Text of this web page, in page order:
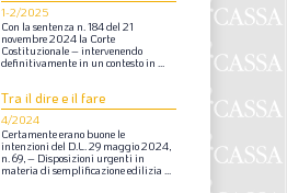
1-2/2025
Con la sentenza n. 184del 21
novembre2024 la Corte
Costituzionale–intervenendo
definitivamentein un contestoin
Tra il dire e il fare
4/2024
Certamenteerano buone le
intenzioni del D.L. 29 maggio2024,
n. 69, – Disposizioni urgenti in
materia di semplificazioneedilizia